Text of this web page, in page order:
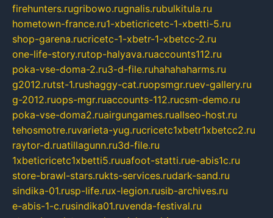
firehunters.rugribowo.rugnalis.rubulkitula.ru
hometown-france.ru1-xbeticricetc-1-xbetti-5.ru
shop-garena.rucricetc-1-xbetr-1-xbetcc-2.ru
one-life-story.rutop-halyava.ruaccounts112.ru
poka-vse-doma-2.ru3-d-file.ruhahahaharms.ru
g2012.rutst-1.rushaggy-cat.ruopsmgr.ruev-gallery.ru
g-2012.ruops-mgr.ruaccounts-112.rucsm-demo.ru
poka-vse-doma2.ruairgungames.ruallseo-host.ru
tehosmotre.ruvarieta-yug.rucricetc1xbetr1xbetcc2.ru
raytor-d.ruatillagunn.ru3d-file.ru
1xbeticricetc1xbetti5.ruuafoot-statti.rue-abis1c.ru
store-brawl-stars.rukts-services.rudark-sand.ru
sindika-01.rusp-life.rux-legion.rusib-archives.ru
e-abis-1-c.rusindika01.ruvenda-festival.ru